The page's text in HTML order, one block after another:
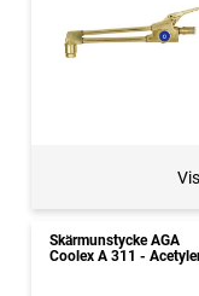
Skärmunstycke AGA
Coolex A 311 -